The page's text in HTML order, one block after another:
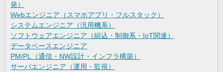
発）
Webエンジニア（スマホアプリ・フルスタック）
システムエンジニア（汎用機系）
ソフトウェアエンジニア（組込・制御系・IoT関連）
データベースエンジニア
PM/PL（通信・NW設計・インフラ構築）
サーバエンジニア（運用・監視）